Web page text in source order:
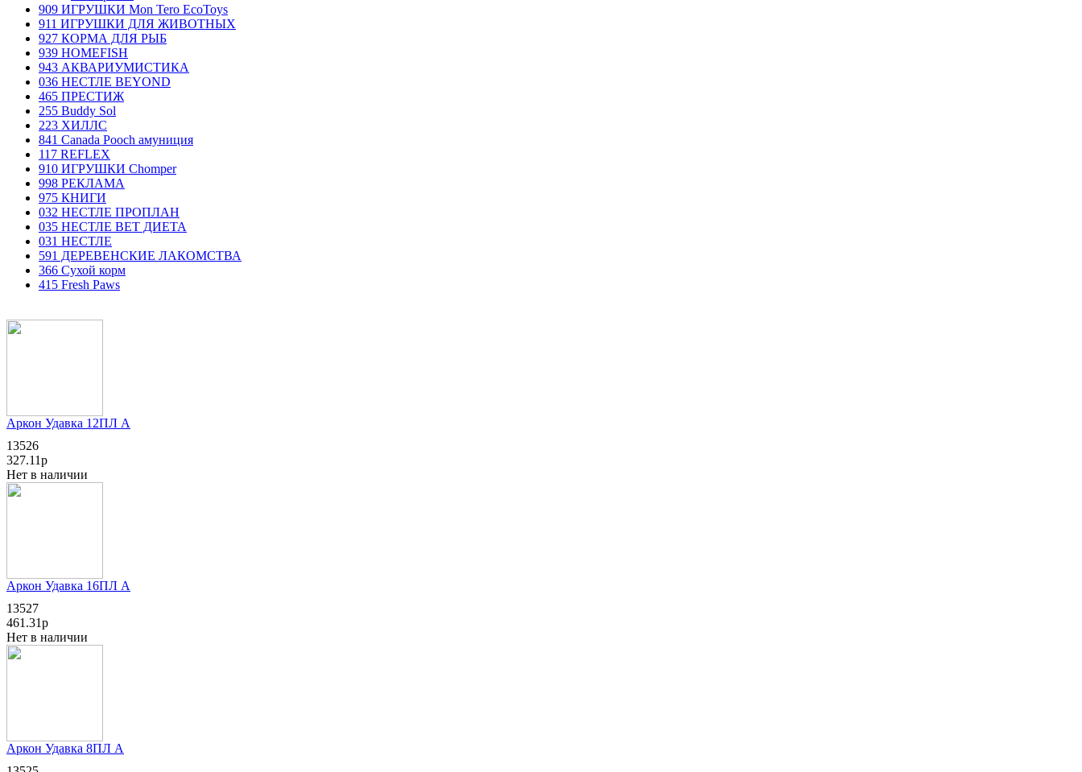
909 ИГРУШКИ Mon Tero EcoToys
911 ИГРУШКИ ДЛЯ ЖИВОТНЫХ
927 КОРМА ДЛЯ РЫБ
939 HOMEFISH
943 АКВАРИУМИСТИКА
036 НЕСТЛЕ BEYOND
465 ПРЕСТИЖ
255 Buddy Sol
223 ХИЛЛC
841 Canada Poоch амуниция
117 REFLEX
910 ИГРУШКИ Chomper
998 РЕКЛАМА
975 КНИГИ
032 НЕСТЛЕ ПРОПЛАН
035 НЕСТЛЕ ВЕТ ДИЕТА
031 НЕСТЛЕ
591 ДЕРЕВЕНСКИЕ ЛАКОМСТВА
366 Сухой корм
415 Fresh Paws
Аркон Удавка 12ПЛ А
13526
327.11р
Нет в наличии
Аркон Удавка 16ПЛ А
13527
461.31р
Нет в наличии
Аркон Удавка 8ПЛ А